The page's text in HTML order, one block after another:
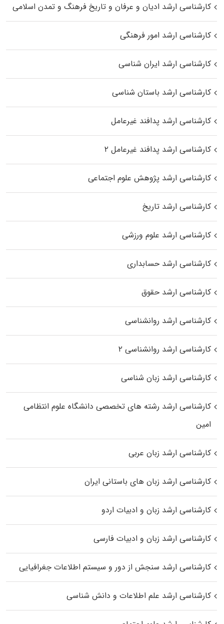
کارشناسی ارشد ادیان و عرفان و تاریخ فرهنگ و تمدن اسلامی
کارشناسی ارشد امور فرهنگی
کارشناسی ارشد ایران شناسی
کارشناسی ارشد باستان شناسی
کارشناسی ارشد پدافند غیرعامل
کارشناسی ارشد پدافند غیرعامل ۲
کارشناسی ارشد پژوهش علوم اجتماعی
کارشناسی ارشد تاریخ
کارشناسی ارشد علوم ورزشی
کارشناسی ارشد حسابداری
کارشناسی ارشد حقوق
کارشناسی ارشد روانشناسی
کارشناسی ارشد روانشناسی ۲
کارشناسی ارشد زبان شناسی
کارشناسی ارشد رﺷﺘﻪ ﻫﺎی تخصصی داﻧﺸﮕﺎه ﻋﻠﻮم انتظامی
اﻣﻴﻦ
کارشناسی ارشد زبان عربی
کارشناسی ارشد زبان‌ های باستانی ایران
کارشناسی ارشد زبان و ادبیات اردو
کارشناسی ارشد زبان و ادبیات فارسی
کارشناسی ارشد سنجش از دور و سیستم اطلاعات جغرافیایی
کارشناسی ارشد علم اطلاعات و دانش شناسی